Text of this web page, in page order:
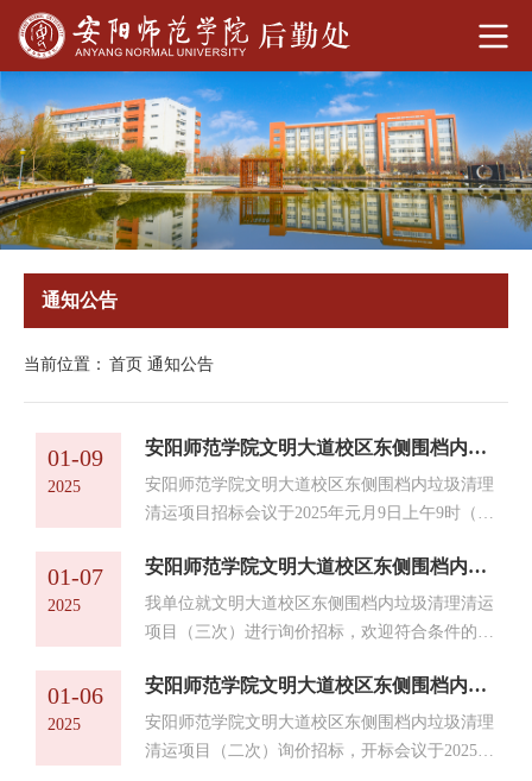
通知公告
当前位置： 首页 通知公告
01-09
2025
安阳师范学院文明大道校区东侧围档内垃圾清理清运项目（三次）评标结果公示
安阳师范学院文明大道校区东侧围档内垃圾清理
清运项目招标会议于2025年元月9日上午9时（北
准时召开。现就本次招标的中标结果公布如下：
1、项目名称：安阳师范学院文明大道校区东侧
围档内垃圾清理清运项目（三次）2、项目编
会综合各种因素，根据评审原则，本项目成交候
选人如下：中标候选人：河南天梦星建筑工程有
限公司 投标报价：23598....
01-07
2025
安阳师范学院文明大道校区东侧围档内垃圾清理清运项目（三次）询价公告
我单位就文明大道校区东侧围档内垃圾清理清运
项目（三次）进行询价招标，欢迎符合条件的供
采购项目名称：安阳师范学院文明大道校区东侧
围档内垃圾清理清运项目（三次）（编号：后勤
采购2024—014）二、项目预算金额：47000元
01-06
2025
安阳师范学院文明大道校区东侧围档内垃圾清理清运项目（二次）流标公告
安阳师范学院文明大道校区东侧围档内垃圾清理
清运项目（二次）询价招标，开标会议于2025年